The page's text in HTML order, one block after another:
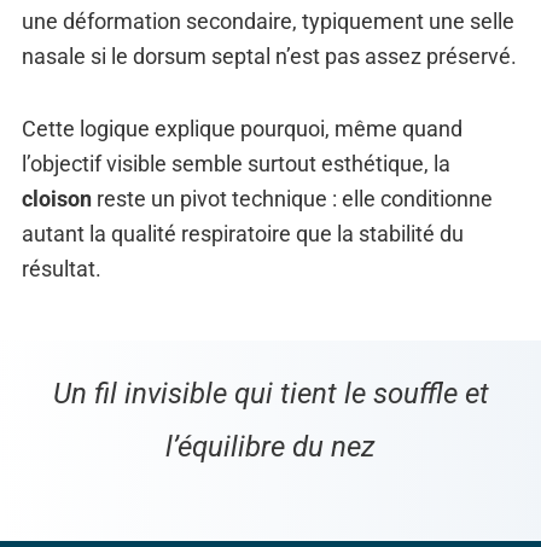
une déformation secondaire, typiquement une selle
nasale si le dorsum septal n’est pas assez préservé.
Cette logique explique pourquoi, même quand
l’objectif visible semble surtout esthétique, la
cloisonreste un pivot technique : elle conditionne
autant la qualité respiratoire que la stabilité du
résultat.
Un fil invisible qui tient le souffle et
l’équilibre du nez